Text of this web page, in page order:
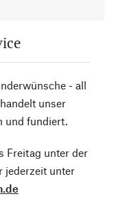
- all
unser
und fundiert.
Freitag unter der
jederzeit unter